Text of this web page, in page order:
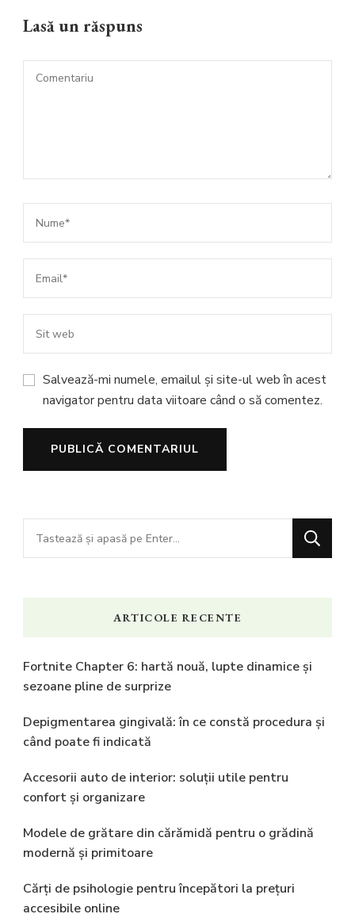
Lasă un răspuns
Salvează-mi numele, emailul și site-ul web în acest
navigator pentru data viitoare când o să comentez.
Cauți
ceva?
ARTICOLE RECENTE
Fortnite Chapter 6: hartă nouă, lupte dinamice și
sezoane pline de surprize
Depigmentarea gingivală: în ce constă procedura și
când poate fi indicată
Accesorii auto de interior: soluții utile pentru
confort și organizare
Modele de grătare din cărămidă pentru o grădină
modernă și primitoare
Cărți de psihologie pentru începători la prețuri
accesibile online